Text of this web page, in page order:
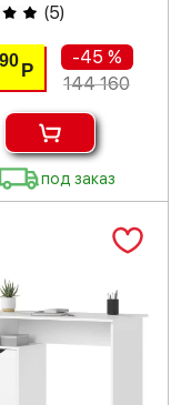
(5)
Р
-45 %
144 160
под заказ